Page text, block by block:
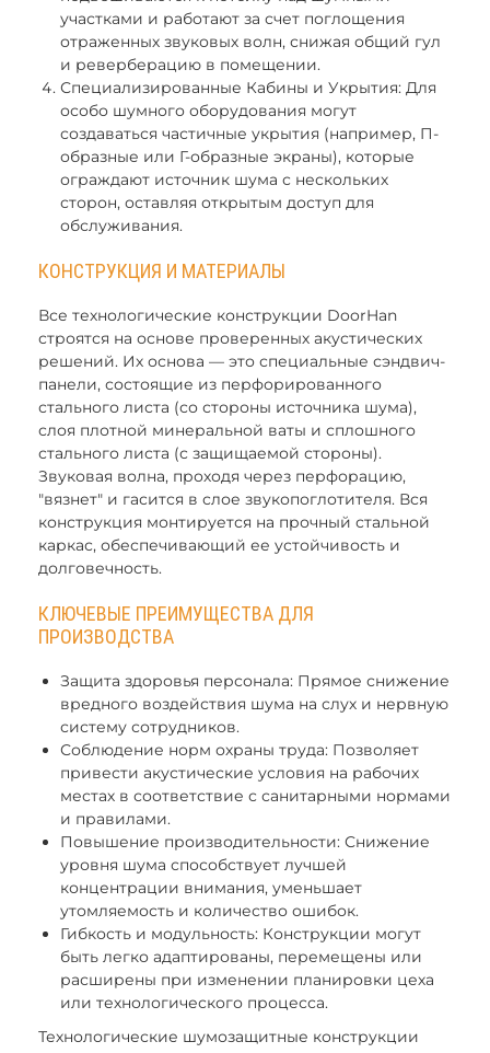
участками и работают за счет поглощения
отраженных звуковых волн, снижая общий гул
и реверберацию в помещении.
Специализированные Кабины и Укрытия: Для
особо шумного оборудования могут
создаваться частичные укрытия (например, П-
образные или Г-образные экраны), которые
ограждают источник шума с нескольких
сторон, оставляя открытым доступ для
обслуживания.
КОНСТРУКЦИЯ И МАТЕРИАЛЫ
Все технологические конструкции DoorHan
строятся на основе проверенных акустических
решений. Их основа — это специальные сэндвич-
панели, состоящие из перфорированного
стального листа (со стороны источника шума),
слоя плотной минеральной ваты и сплошного
стального листа (с защищаемой стороны).
Звуковая волна, проходя через перфорацию,
"вязнет" и гасится в слое звукопоглотителя. Вся
конструкция монтируется на прочный стальной
каркас, обеспечивающий ее устойчивость и
долговечность.
КЛЮЧЕВЫЕ ПРЕИМУЩЕСТВА ДЛЯ
ПРОИЗВОДСТВА
Защита здоровья персонала: Прямое снижение
вредного воздействия шума на слух и нервную
систему сотрудников.
Соблюдение норм охраны труда: Позволяет
привести акустические условия на рабочих
местах в соответствие с санитарными нормами
и правилами.
Повышение производительности: Снижение
уровня шума способствует лучшей
концентрации внимания, уменьшает
утомляемость и количество ошибок.
Гибкость и модульность: Конструкции могут
быть легко адаптированы, перемещены или
расширены при изменении планировки цеха
или технологического процесса.
Технологические шумозащитные конструкции